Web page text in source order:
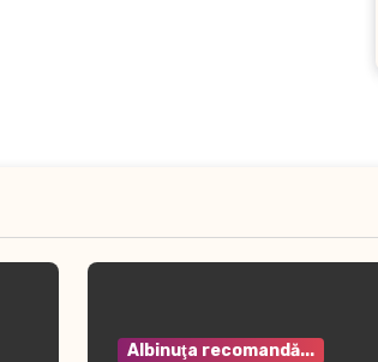
Albinuţa recomandă...